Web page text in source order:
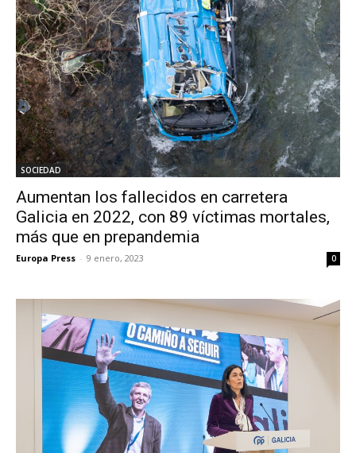
SOCIEDAD
Aumentan los fallecidos en carretera
Galicia en 2022, con 89 víctimas mortales,
más que en prepandemia
Europa Press - 9 enero, 2023 0